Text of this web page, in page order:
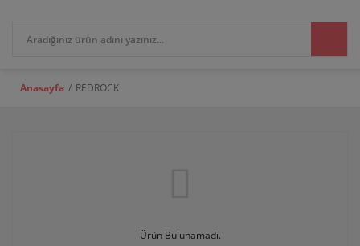
Anasayfa REDROCK
Ürün Bulunamadı.